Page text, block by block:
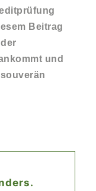
Beitrag
und